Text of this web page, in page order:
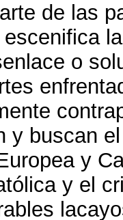
de las
o
y buscan
y
y el